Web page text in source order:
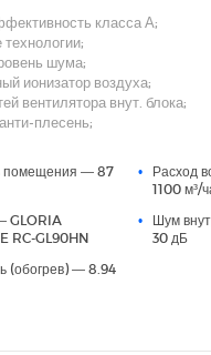
класса А;
шума;
ионизатор воздуха;
вентилятора внут. блока;
плесень;
шумоизоляция
пульт
помещения — 87
GLORIA
RC-GL90HN
(обогрев) — 8.94
•
Расход
1100 м³/
•
Шум
30 дБ